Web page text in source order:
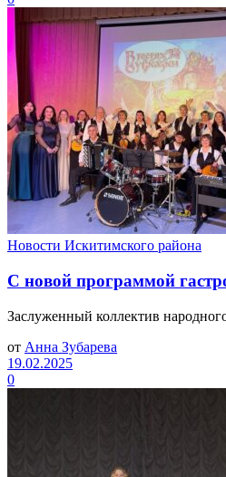
Новости Искитимского района
С новой программой
Заслуженный коллектив
от Анна Зубарева
19.02.2025
0